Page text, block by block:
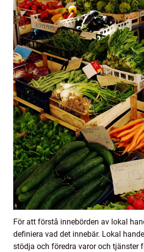
För att förstå innebörden av lokal
definiera vad det innebär. Lokal
stödja och föredra varor och tjänster